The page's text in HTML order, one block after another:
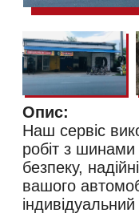
Опис:
Наш сервіс
робіт з
безпеку,
вашого